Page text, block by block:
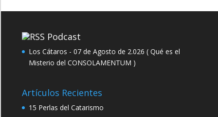
Podcast
Los Cátaros - 07 de Agosto de 2.026 ( Qué es el
Misterio del CONSOLAMENTUM )
Artículos Recientes
15 Perlas del Catarismo